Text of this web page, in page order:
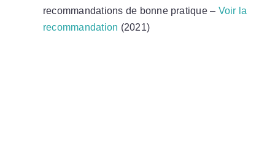
recommandations de bonne pratique – Voir la
recommandation (2021)